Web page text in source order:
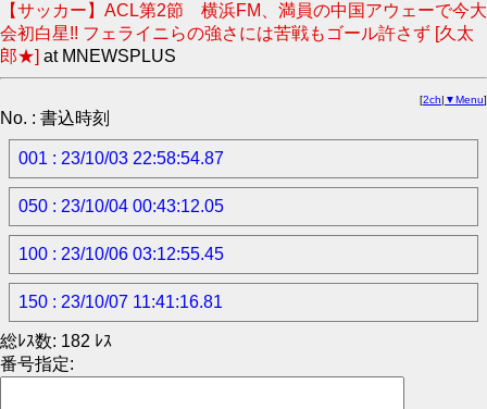
【サッカー】ACL第2節 横浜FM、満員の中国アウェーで今大
会初白星!! フェライニらの強さには苦戦もゴール許さず [久太
郎★] at MNEWSPLUS
[2ch| ▼Menu]
No. : 書込時刻
001 : 23/10/03 22:58:54.87
050 : 23/10/04 00:43:12.05
100 : 23/10/06 03:12:55.45
150 : 23/10/07 11:41:16.81
総ﾚｽ数: 182 ﾚｽ
番号指定: